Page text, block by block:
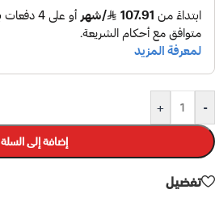
-
+
إضافة إلى السلة
تفضيل